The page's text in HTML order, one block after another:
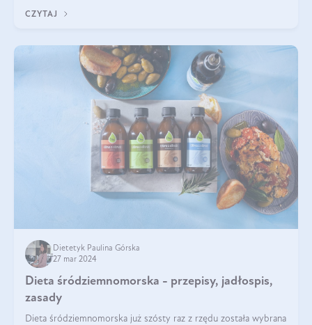
CZYTAJ
Dietetyk Paulina Górska
27 mar 2024
Dieta śródziemnomorska - przepisy, jadłospis,
zasady
Dieta śródziemnomorska już szósty raz z rzędu została wybrana